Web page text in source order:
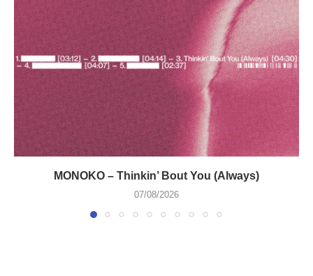
MONOKO – Thinkin’ Bout You (Always)
07/08/2026